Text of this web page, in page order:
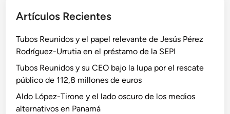
Artículos Recientes
Tubos Reunidos y el papel relevante de Jesús Pérez
Rodríguez-Urrutia en el préstamo de la SEPI
Tubos Reunidos y su CEO bajo la lupa por el rescate
público de 112,8 millones de euros
Aldo López-Tirone y el lado oscuro de los medios
alternativos en Panamá